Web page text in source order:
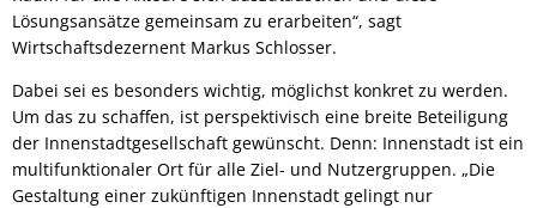
Lösungsansätze gemeinsam zu erarbeiten“, sagt
Wirtschaftsdezernent Markus Schlosser.
Dabei sei es besonders wichtig, möglichst konkret zu werden.
Um das zu schaffen, ist perspektivisch eine breite Beteiligung
der Innenstadtgesellschaft gewünscht. Denn: Innenstadt ist ein
multifunktionaler Ort für alle Ziel- und Nutzergruppen. „Die
Gestaltung einer zukünftigen Innenstadt gelingt nur